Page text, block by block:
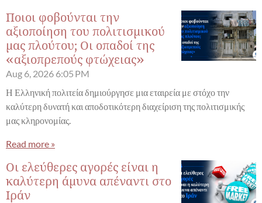
Ποιοι φοβούνται την
αξιοποίηση του πολιτισμικού
μας πλούτου; Οι οπαδοί της
«αξιοπρεπούς φτώχειας»
Aug 6, 2026 6:05 PM
Η Ελληνική πολιτεία δημιούργησε μια εταιρεία με στόχο την
καλύτερη δυνατή και αποδοτικότερη διαχείριση της πολιτισμικής
μας κληρονομίας.
Read more »
Οι ελεύθερες αγορές είναι η
καλύτερη άμυνα απέναντι στο
Ιράν